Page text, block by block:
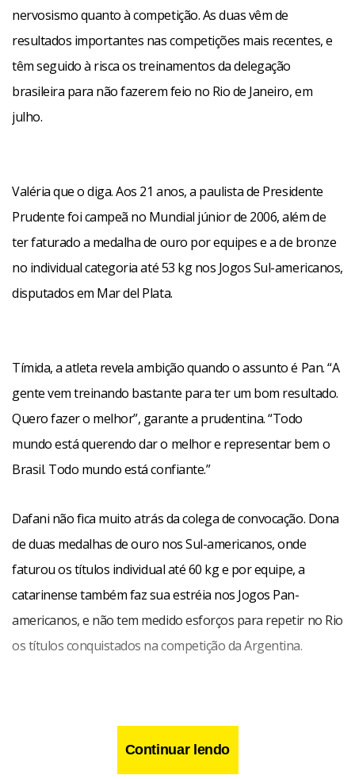
nervosismo quanto à competição. As duas vêm de
resultados importantes nas competições mais recentes, e
têm seguido à risca os treinamentos da delegação
brasileira para não fazerem feio no Rio de Janeiro, em
julho.
Valéria que o diga. Aos 21 anos, a paulista de Presidente
Prudente foi campeã no Mundial júnior de 2006, além de
ter faturado a medalha de ouro por equipes e a de bronze
no individual categoria até53 kgnos Jogos Sul-americanos,
disputados em Mar del Plata.
Tímida, a atleta revela ambição quando o assunto é Pan. “A
gente vem treinando bastante para ter um bom resultado.
Quero fazer o melhor”, garante a prudentina. “Todo
mundo está querendo dar o melhor e representar bem o
Brasil. Todo mundo está confiante.”
Dafani não fica muito atrás da colega de convocação. Dona
de duas medalhas de ouro nos Sul-americanos, onde
faturou os títulos individual até60 kge por equipe, a
catarinense também faz sua estréia nos Jogos Pan-
americanos, e não tem medido esforços para repetir no Rio
os títulos conquistados na competição da Argentina.
treinado muito para trazer ótimos resultados”, explicou a
atleta, nascida em Florianópolis e que ainda comemora as
Continuar lendo